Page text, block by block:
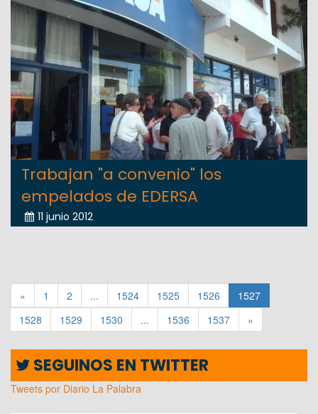
Trabajan "a convenio" los
empelados de EDERSA
11 junio 2012
« 1 2 ... 1524 1525 1526
1527
1528
1529 1530 ... 1536 1537 »
SEGUINOS EN TWITTER
Tweets por Diario La Palabra